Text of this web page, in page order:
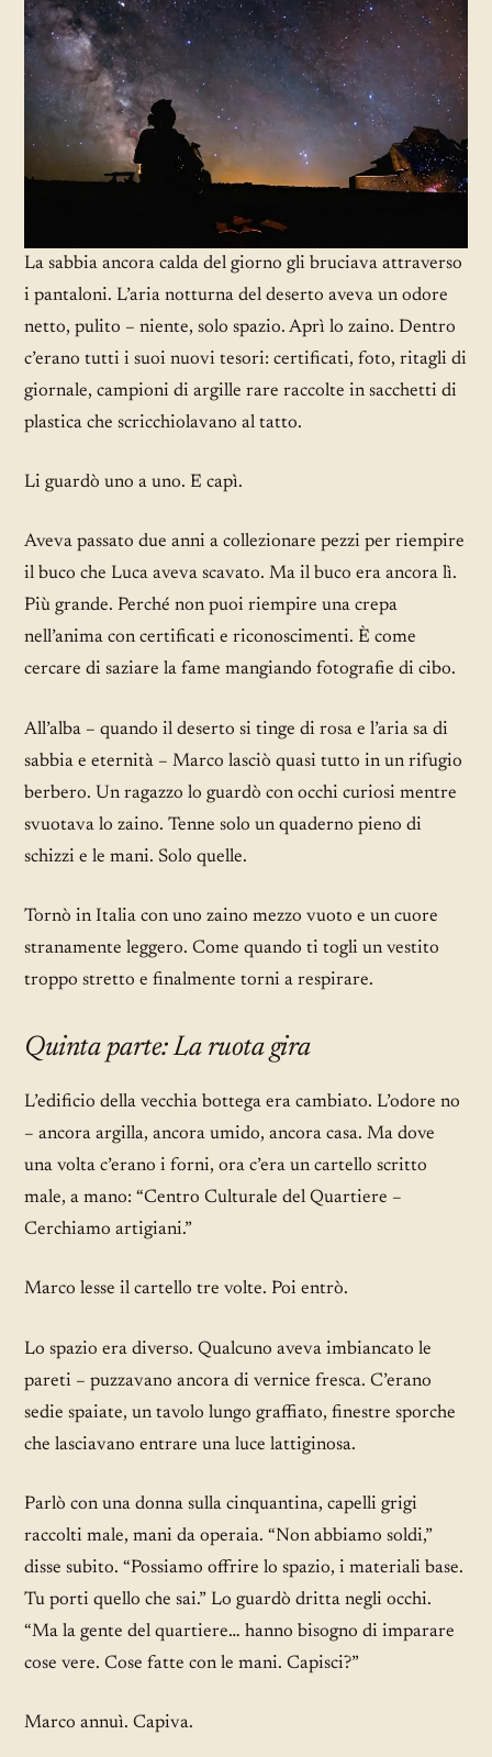
La sabbia ancora calda del giorno gli bruciava attraverso
i pantaloni. L’aria notturna del deserto aveva un odore
netto, pulito – niente, solo spazio. Aprì lo zaino. Dentro
c’erano tutti i suoi nuovi tesori: certificati, foto, ritagli di
giornale, campioni di argille rare raccolte in sacchetti di
plastica che scricchiolavano al tatto.
Li guardò uno a uno. E capì.
Aveva passato due anni a collezionare pezzi per riempire
il buco che Luca aveva scavato. Ma il buco era ancora lì.
Più grande. Perché non puoi riempire una crepa
nell’anima con certificati e riconoscimenti. È come
cercare di saziare la fame mangiando fotografie di cibo.
All’alba – quando il deserto si tinge di rosa e l’aria sa di
sabbia e eternità – Marco lasciò quasi tutto in un rifugio
berbero. Un ragazzo lo guardò con occhi curiosi mentre
svuotava lo zaino. Tenne solo un quaderno pieno di
schizzi e le mani. Solo quelle.
Tornò in Italia con uno zaino mezzo vuoto e un cuore
stranamente leggero. Come quando ti togli un vestito
troppo stretto e finalmente torni a respirare.
Quinta parte: La ruota gira
L’edificio della vecchia bottega era cambiato. L’odore no
– ancora argilla, ancora umido, ancora casa. Ma dove
una volta c’erano i forni, ora c’era un cartello scritto
male, a mano: “Centro Culturale del Quartiere –
Cerchiamo artigiani.”
Marco lesse il cartello tre volte. Poi entrò.
Lo spazio era diverso. Qualcuno aveva imbiancato le
pareti – puzzavano ancora di vernice fresca. C’erano
sedie spaiate, un tavolo lungo graffiato, finestre sporche
che lasciavano entrare una luce lattiginosa.
Parlò con una donna sulla cinquantina, capelli grigi
raccolti male, mani da operaia. “Non abbiamo soldi,”
disse subito. “Possiamo offrire lo spazio, i materiali base.
Tu porti quello che sai.” Lo guardò dritta negli occhi.
“Ma la gente del quartiere… hanno bisogno di imparare
cose vere. Cose fatte con le mani. Capisci?”
Marco annuì. Capiva.